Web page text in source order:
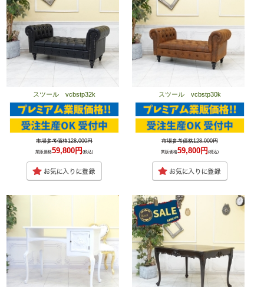
スツール vcbstp32k
市場参考価格128,000円
業販価格59,800円(税込)
スツール vcbstp30k
市場参考価格128,000円
業販価格59,800円(税込)